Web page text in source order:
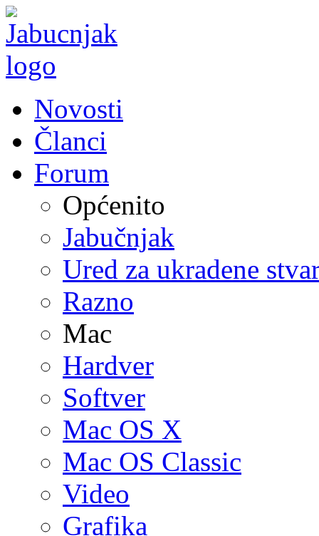
Novosti
Članci
Forum
Općenito
Jabučnjak
Ured za ukradene
Razno
Mac
Hardver
Softver
Mac OS X
Mac OS Classic
Video
Grafika